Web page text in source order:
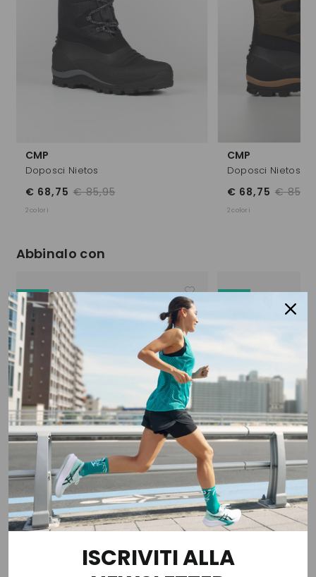
CMP
Doposci Nietos
€ 85,95
€ 68,75
2 colori
CMP
Doposci Nietos
€
€ 68,75
2 colori
Abbinalo con
Pantalone Sci 10000 Stretch
-30%
Giacca Da Sci In
ISCRIVITI ALLA